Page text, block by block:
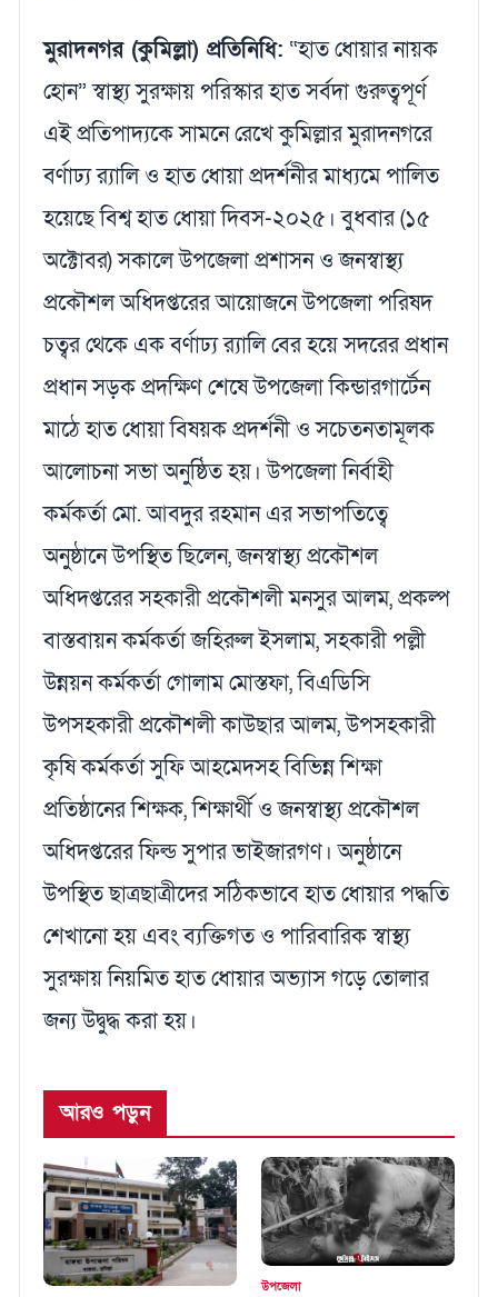
মুরাদনগর (কুমিল্লা) প্রতিনিধি: “হাত ধোয়ার নায়ক
হোন” স্বাস্থ্য সুরক্ষায় পরিস্কার হাত সর্বদা গুরুত্বপূর্ণ
এই প্রতিপাদ্যকে সামনে রেখে কুমিল্লার মুরাদনগরে
বর্ণাঢ্য র‍্যালি ও হাত ধোয়া প্রদর্শনীর মাধ্যমে পালিত
হয়েছে বিশ্ব হাত ধোয়া দিবস-২০২৫। বুধবার (১৫
অক্টোবর) সকালে উপজেলা প্রশাসন ও জনস্বাস্থ্য
প্রকৌশল অধিদপ্তরের আয়োজনে উপজেলা পরিষদ
চত্বর থেকে এক বর্ণাঢ্য র‍্যালি বের হয়ে সদরের প্রধান
প্রধান সড়ক প্রদক্ষিণ শেষে উপজেলা কিন্ডারগার্টেন
মাঠে হাত ধোয়া বিষয়ক প্রদর্শনী ও সচেতনতামূলক
আলোচনা সভা অনুষ্ঠিত হয়। উপজেলা নির্বাহী
কর্মকর্তা মো. আবদুর রহমান এর সভাপতিত্বে
অনুষ্ঠানে উপস্থিত ছিলেন, জনস্বাস্থ্য প্রকৌশল
অধিদপ্তরের সহকারী প্রকৌশলী মনসুর আলম, প্রকল্প
বাস্তবায়ন কর্মকর্তা জহিরুল ইসলাম, সহকারী পল্লী
উন্নয়ন কর্মকর্তা গোলাম মোস্তফা, বিএডিসি
উপসহকারী প্রকৌশলী কাউছার আলম, উপসহকারী
কৃষি কর্মকর্তা সুফি আহমেদসহ বিভিন্ন শিক্ষা
প্রতিষ্ঠানের শিক্ষক, শিক্ষার্থী ও জনস্বাস্থ্য প্রকৌশল
অধিদপ্তরের ফিল্ড সুপার ভাইজারগণ। অনুষ্ঠানে
উপস্থিত ছাত্রছাত্রীদের সঠিকভাবে হাত ধোয়ার পদ্ধতি
শেখানো হয় এবং ব্যক্তিগত ও পারিবারিক স্বাস্থ্য
সুরক্ষায় নিয়মিত হাত ধোয়ার অভ্যাস গড়ে তোলার
জন্য উদ্বুদ্ধ করা হয়।
আরও পড়ুন
উপজেলা